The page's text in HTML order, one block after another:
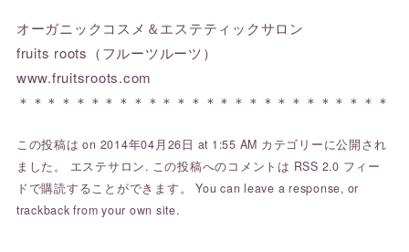
オーガニックコスメ＆エステティックサロン
fruits roots（フルーツルーツ）
www.fruitsroots.com
＊＊＊＊＊＊＊＊＊＊＊＊＊＊＊＊＊＊＊＊＊＊＊＊＊＊
この投稿は on 2014年04月26日 at 1:55 AM カテゴリーに公開され
ました。 エステサロン. この投稿へのコメントは RSS 2.0 フィー
ドで購読することができます。 You canleave a response, or
trackback from your own site.